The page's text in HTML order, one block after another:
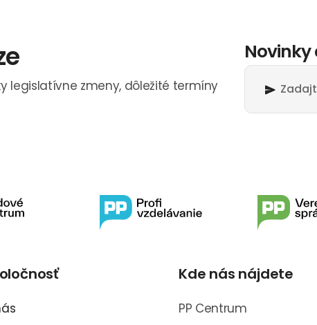
legislatívne zmeny, dôležité termíny
Novinky
Kde nás nájdete
PP Centrum